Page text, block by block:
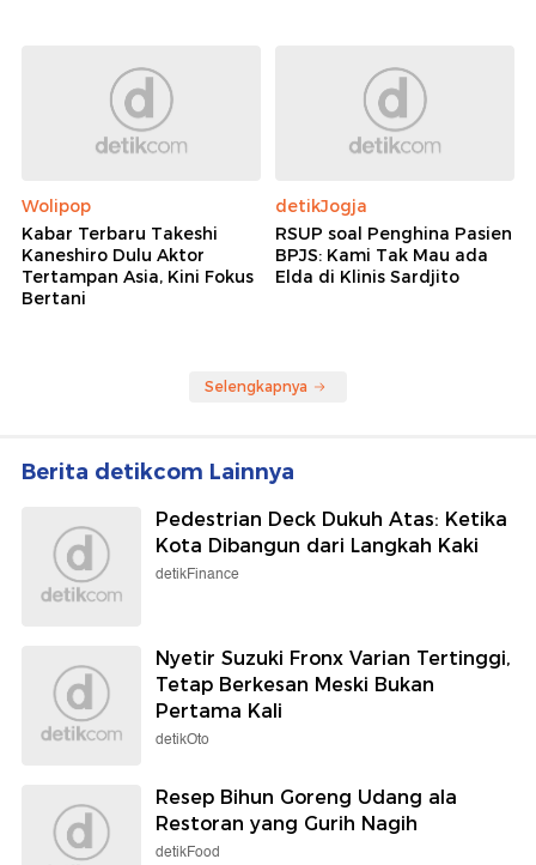
Wolipop
Kabar Terbaru Takeshi
Kaneshiro Dulu Aktor
Tertampan Asia, Kini Fokus
Bertani
detikJogja
RSUP soal Penghina Pasien
BPJS: Kami Tak Mau ada
Elda di Klinis Sardjito
Selengkapnya
Berita detikcom Lainnya
Pedestrian Deck Dukuh Atas: Ketika
Kota Dibangun dari Langkah Kaki
detikFinance
Nyetir Suzuki Fronx Varian Tertinggi,
Tetap Berkesan Meski Bukan
Pertama Kali
detikOto
Resep Bihun Goreng Udang ala
Restoran yang Gurih Nagih
detikFood